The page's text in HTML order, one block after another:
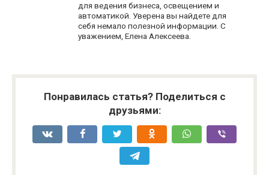
для ведения бизнеса, освещением и
автоматикой. Уверена вы найдете для
себя немало полезной информации. С
уважением, Елена Алексеева.
Понравилась статья? Поделиться с
друзьями: